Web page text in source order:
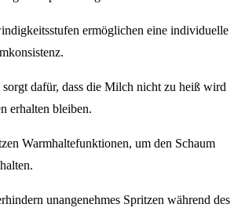
ermöglichen eine individuelle
dafür, dass die Milch nicht zu heiß wird
erhalten bleiben.
Warmhaltefunktionen, um den Schaum
unangenehmes Spritzen während des